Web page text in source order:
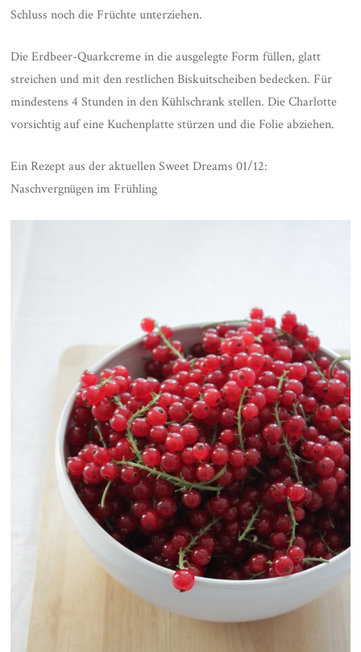
Schluss noch die Früchte unterziehen.
Die Erdbeer-Quarkcreme in die ausgelegte Form füllen, glatt
streichen und mit den restlichen Biskuitscheiben bedecken. Für
mindestens 4 Stunden in den Kühlschrank stellen. Die Charlotte
vorsichtig auf eine Kuchenplatte stürzen und die Folie abziehen.
Ein Rezept aus der aktuellen Sweet Dreams 01/12:
Naschvergnügen im Frühling